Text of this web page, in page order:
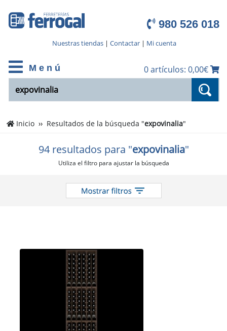
980 526 018
Nuestras tiendas| Contactar| Mi cuenta
M e n ú 0 artículos: 0,00€
Inicio Resultados de la búsqueda "expovinalia"
94 resultados para "expovinalia"
Utiliza el filtro para ajustar la búsqueda